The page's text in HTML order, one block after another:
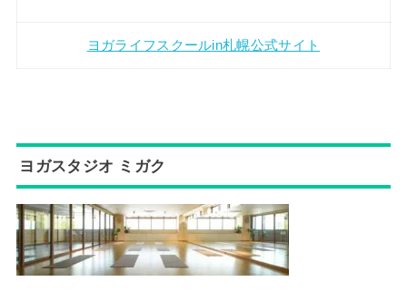
ヨガライフスクールin札幌公式サイト
ヨガスタジオ ミガク